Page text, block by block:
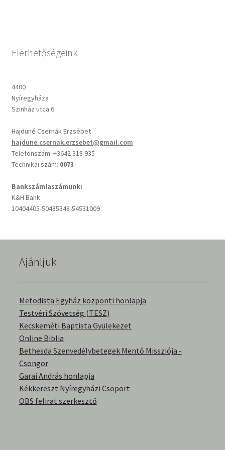
Cseri Kálmán: A kegyelem harmatja
Oswald Chambers: Krisztus mindenek felett
Mindennapi kenyerünk
Alkalmaink
Bemutatkozás
Elérhetőségek
English Bible Talks with Granville Pillar
Képek
Kitekintés
Könyvtár
Család-Házasság
Életrajzok-Regények
Elérhetőségeink
4400
Nyíregyháza
Szinház utca 6.
Hajduné Csernák Erzsébet
hajdune.csernak.erzsebet@gmail.com
Telefonszám: +3642 318 935
Technikai szám: 0073
Bankszámlaszámunk:
K&H Bank
10404405-50485348-54531009
Ajánljuk
Metodista Egyház központi honlapja
Testvéri Szövetség (TESZ)
Kecskeméti Baptista Gyülekezet
Online Biblia
Bethesda Szenvedélybetegek Mentő Missziója -
Csongor
Garai András honlapja
Kékkereszt Nyíregyházi Csoport
OBS felirat szerkesztő